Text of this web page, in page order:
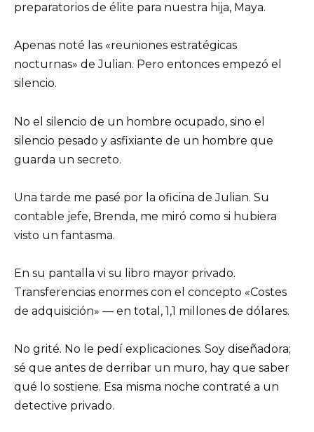
preparatorios de élite para nuestra hija, Maya.
Apenas noté las «reuniones estratégicas
nocturnas» de Julian. Pero entonces empezó el
silencio.
No el silencio de un hombre ocupado, sino el
silencio pesado y asfixiante de un hombre que
guarda un secreto.
Una tarde me pasé por la oficina de Julian. Su
contable jefe, Brenda, me miró como si hubiera
visto un fantasma.
En su pantalla vi su libro mayor privado.
Transferencias enormes con el concepto «Costes
de adquisición» — en total, 1,1 millones de dólares.
No grité. No le pedí explicaciones. Soy diseñadora;
sé que antes de derribar un muro, hay que saber
qué lo sostiene. Esa misma noche contraté a un
detective privado.